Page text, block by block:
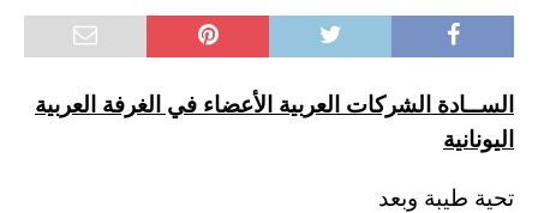
الســادة الشركات العربية الأعضاء في الغرفة العربية
اليونانية
تحية طيبة وبعد